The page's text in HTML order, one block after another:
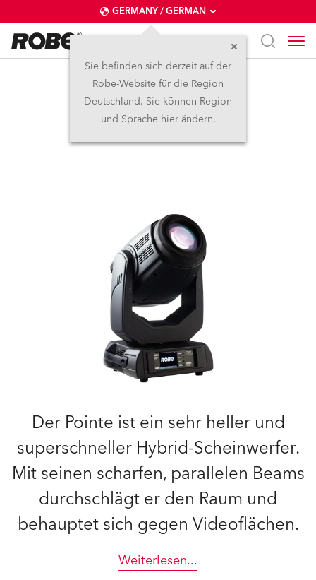
GERMANY / GERMAN
Sie befinden sich derzeit auf der
Robe-Website für die Region
Deutschland. Sie können Region
und Sprache hier ändern.
Pointe®
Abgekündigt
Der Pointe ist ein sehr heller und
superschneller Hybrid-Scheinwerfer.
Mit seinen scharfen, parallelen Beams
durchschlägt er den Raum und
behauptet sich gegen Videoflächen.
Weiterlesen...